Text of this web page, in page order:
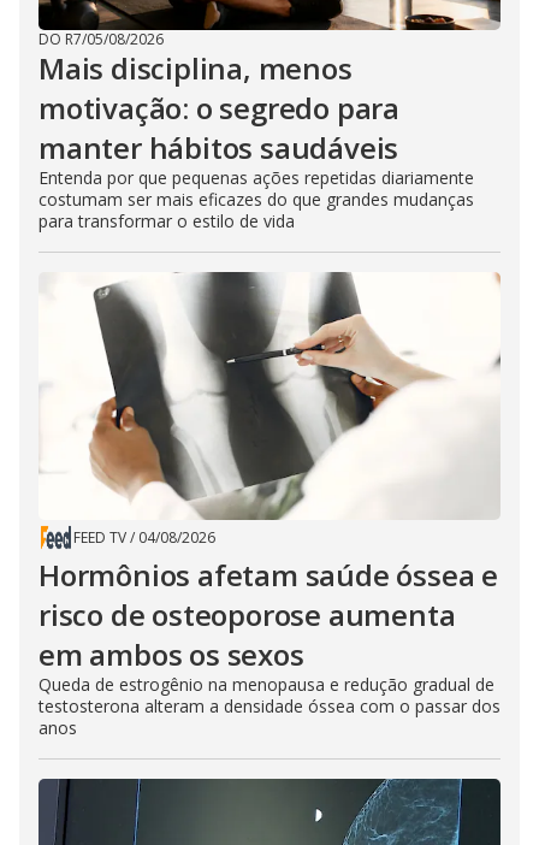
DO R7/05/08/2026
Mais disciplina, menos
motivação: o segredo para
manter hábitos saudáveis
Entenda por que pequenas ações repetidas diariamente
costumam ser mais eficazes do que grandes mudanças
para transformar o estilo de vida
FEED TV/ 04/08/2026
Hormônios afetam saúde óssea e
risco de osteoporose aumenta
em ambos os sexos
Queda de estrogênio na menopausa e redução gradual de
testosterona alteram a densidade óssea com o passar dos
anos